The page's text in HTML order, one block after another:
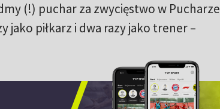
(!) puchar za zwycięstwo w Pucharze
piłkarz i dwa razy jako trener –